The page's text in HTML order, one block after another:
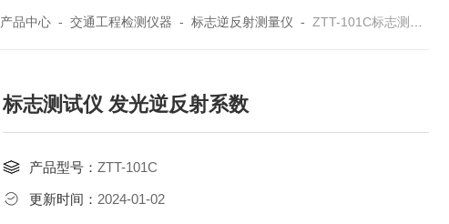
产品中心- 交通工程检测仪器 - 标志逆反射测量仪 - ZTT-101C标志测试仪 发光逆反射系数
标志测试仪 发光逆反射系数
产品型号： ZTT-101C
更新时间： 2024-01-02